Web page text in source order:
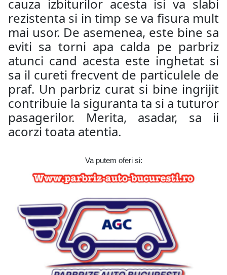
cauza izbiturilor acesta isi va slabi
rezistenta si in timp se va fisura mult
mai usor. De asemenea, este bine sa
eviti sa torni apa calda pe parbriz
atunci cand acesta este inghetat si
sa il cureti frecvent de particulele de
praf. Un parbriz curat si bine ingrijit
contribuie la siguranta ta si a tuturor
pasagerilor. Merita, asadar, sa ii
acorzi toata atentia.
Va putem oferi si: